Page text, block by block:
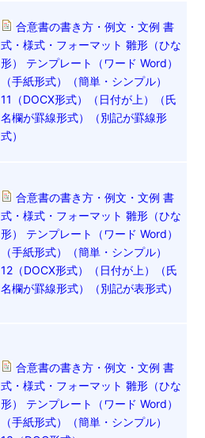
合意書の書き方・例文・文例 書
式・様式・フォーマット 雛形（ひな
形） テンプレート（ワード Word）
（手紙形式）（簡単・シンプル）
11（DOCX形式）（日付が上）（氏
名欄が罫線形式）（別記が罫線形
式）
合意書の書き方・例文・文例 書
式・様式・フォーマット 雛形（ひな
形） テンプレート（ワード Word）
（手紙形式）（簡単・シンプル）
12（DOCX形式）（日付が上）（氏
名欄が罫線形式）（別記が表形式）
合意書の書き方・例文・文例 書
式・様式・フォーマット 雛形（ひな
形） テンプレート（ワード Word）
（手紙形式）（簡単・シンプル）